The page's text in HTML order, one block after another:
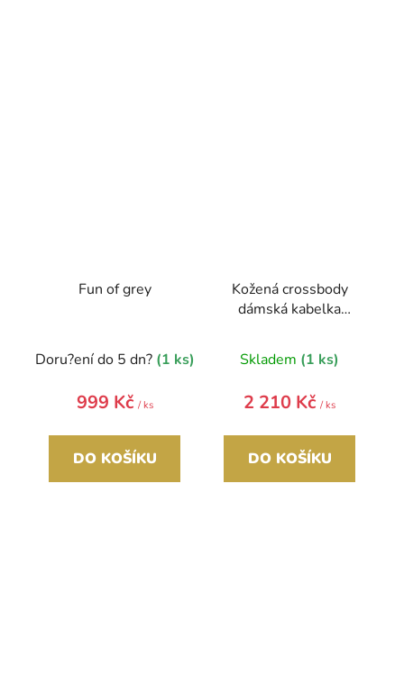
Fun of grey
Doru?ení do 5 dn? (1 ks)
999 Kč / ks
DO KOŠÍKU
Kožená crossbody
dámská kabelka
hořčicová žlutá
Skladem (1 ks)
2 210 Kč / ks
DO KOŠÍKU